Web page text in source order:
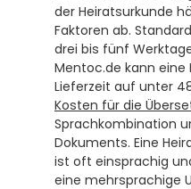
der Heiratsurkunde
Faktoren ab.
drei bis fünf
Mentoc.de kann eine
Kosten für die
Sprachkombination
Dokuments. Eine
ist oft einsprachig